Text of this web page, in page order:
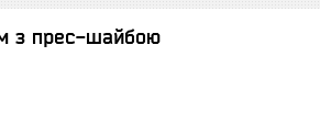
з прес-шайбою